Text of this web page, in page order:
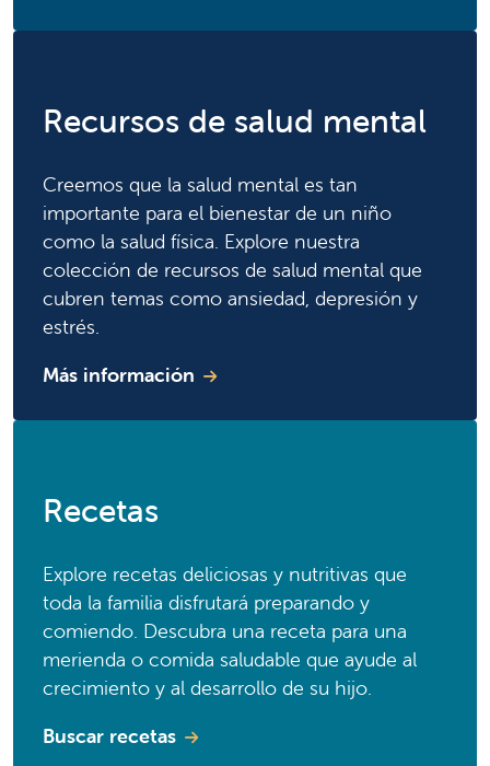
Recursos de salud mental
Creemos que la salud mental es tan
importante para el bienestar de un niño
como la salud física. Explore nuestra
colección de recursos de salud mental que
cubren temas como ansiedad, depresión y
estrés.
Más información
Recetas
Explore recetas deliciosas y nutritivas que
toda la familia disfrutará preparando y
comiendo. Descubra una receta para una
merienda o comida saludable que ayude al
crecimiento y al desarrollo de su hijo.
Buscar recetas